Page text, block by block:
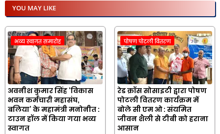
YOU MAY LIKE
भव्य स्वागत समारोह
अवनीश कुमार सिंह ‘विकास
भवन कर्मचारी महासंघ,
बलिया’ के महामंत्री मनोनीत :
टाउन हॉल में किया गया भव्य
स्वागत
पोषण पोटली वितरण
रेड क्रॉस सोसाइटी द्वारा पोषण
पोटली वितरण कार्यक्रम में
बोले सी एम ओ : संयमित
जीवन शैली से टीबी को हराना
आसान